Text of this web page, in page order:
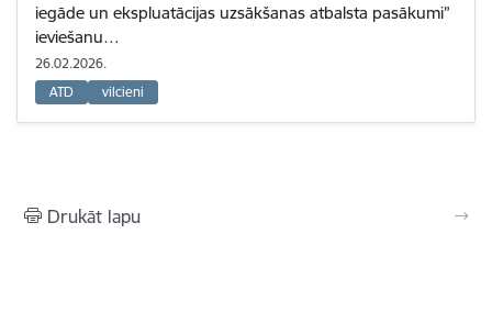
iegāde un ekspluatācijas uzsākšanas atbalsta pasākumi”
ieviešanu…
26.02.2026.
ATD
vilcieni
Drukāt lapu